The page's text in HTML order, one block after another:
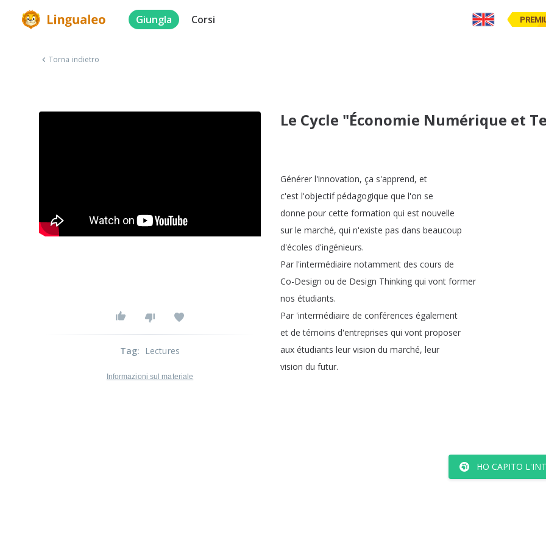
Giungla Corsi
Torna indietro
Le Cycle "Économie Numérique et
Générer l'innovation, ça s'apprend, et
c'est l'objectif pédagogique que l'on se
donne pour cette formation qui est nouvelle
sur le marché, qui n'existe pas dans beaucoup
d'écoles d'ingénieurs.
Par l'intermédiaire notamment des cours de
Co-Design ou de Design Thinking qui vont former
nos étudiants.
Par 'intermédiaire de conférences également
et de témoins d'entreprises qui vont proposer
aux étudiants leur vision du marché, leur
vision du futur.
HO CAPITO
Tag: Lectures
Informazioni sul materiale